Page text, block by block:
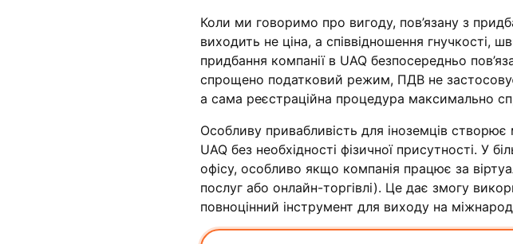
Коли ми говоримо про вигоду, пов’язану з
виходить не ціна, а співвідношення гнучкості,
придбання компанії в UAQ безпосередньо
спрощено податковий режим, ПДВ не
а сама реєстраційна процедура максимально
Особливу привабливість для іноземців
UAQ без необхідності фізичної присутності. У
офісу, особливо якщо компанія працює за
послуг або онлайн-торгівлі). Це дає змогу
повноцінний інструмент для виходу на